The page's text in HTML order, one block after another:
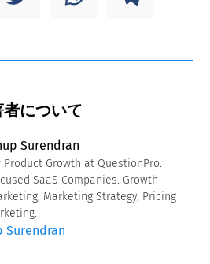
者について
Surendran
Product Growth at QuestionPro.
SaaS Companies. Growth
Marketing Strategy, Pricing
Surendran